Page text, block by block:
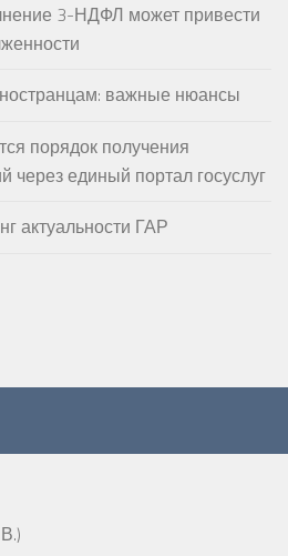
3-НДФЛ может привести
важные нюансы
порядок получения
через единый портал госуслуг
актуальности ГАР